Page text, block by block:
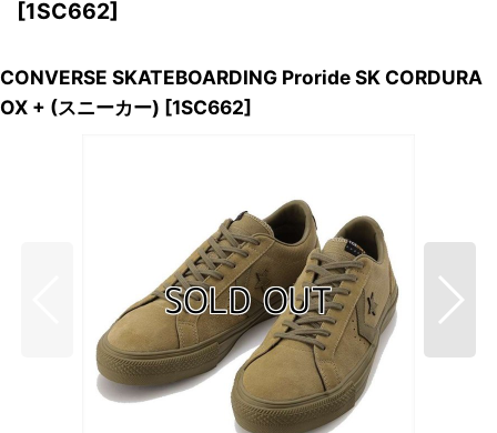
[1SC662]
CONVERSE SKATEBOARDING Proride SK CORDURA
OX + (スニーカー) [1SC662]